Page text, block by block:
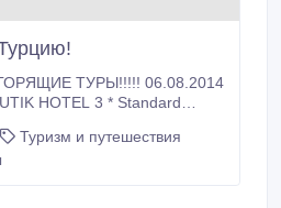
HOTEL 3 * Standard
3 * Standard Кемер
Туризм и путешествия